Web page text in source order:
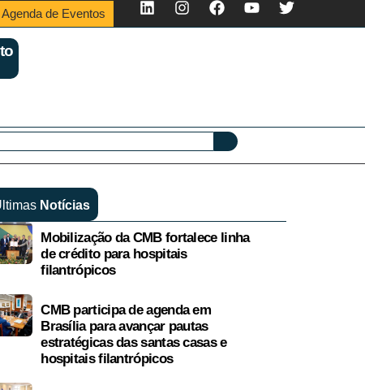
Agenda de Eventos
Notícias
Mobilização da CMB fortalece linha
de crédito para hospitais
filantrópicos
CMB participa de agenda em
Brasília para avançar pautas
estratégicas das santas casas e
hospitais filantrópicos